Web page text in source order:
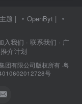
题 | OpenByt |
入我们 · 联系我们 · 广
推介计划
团有限公司版权所有·粤
号